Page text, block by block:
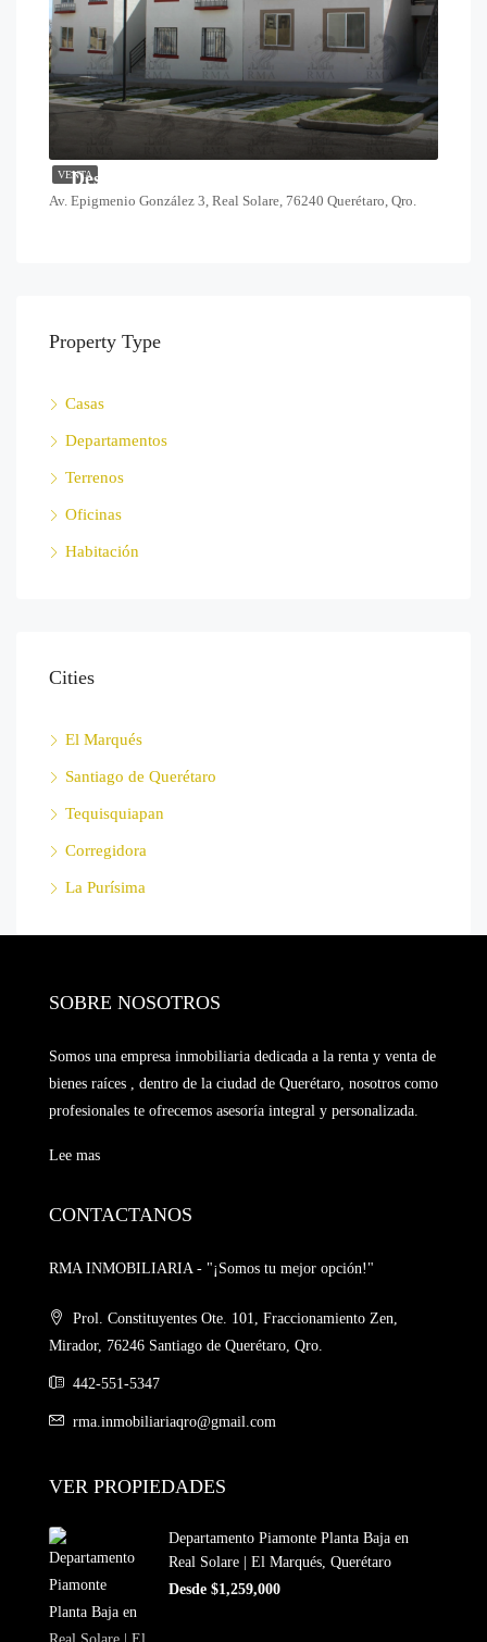
VENTA
Desde $1,378,000
Av. Epigmenio González 3, Real Solare, 76240 Querétaro, Qro.
Property Type
Casas
Departamentos
Terrenos
Oficinas
Habitación
Cities
El Marqués
Santiago de Querétaro
Tequisquiapan
Corregidora
La Purísima
SOBRE NOSOTROS
Somos una empresa inmobiliaria dedicada a la renta y venta de
bienes raíces , dentro de la ciudad de Querétaro, nosotros como
profesionales te ofrecemos asesoría integral y personalizada.
Lee mas
CONTACTANOS
RMA INMOBILIARIA - "¡Somos tu mejor opción!"
Prol. Constituyentes Ote. 101, Fraccionamiento Zen,
Mirador, 76246 Santiago de Querétaro, Qro.
442-551-5347
rma.inmobiliariaqro@gmail.com
VER PROPIEDADES
Departamento Piamonte Planta Baja en
Real Solare | El Marqués, Querétaro
Desde $1,259,000